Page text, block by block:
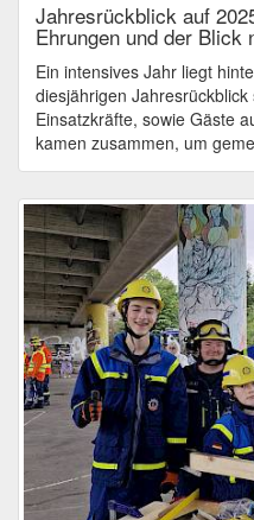
Jahresrückblick auf
Ehrungen und der Blick
Ein intensives Jahr liegt
diesjährigen
Einsatzkräfte, sowie Gäste
kamen zusammen, um